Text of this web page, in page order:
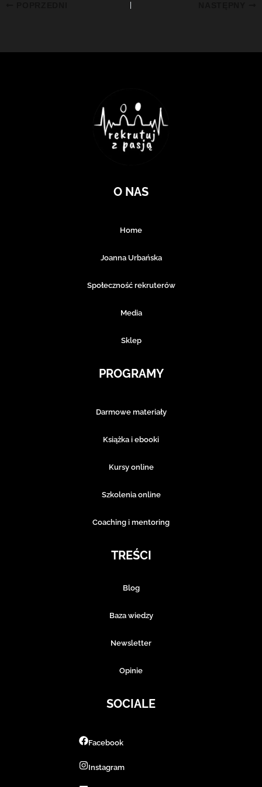
O NAS
Home
Joanna Urbańska
Społeczność rekruterów
Media
Sklep
PROGRAMY
Darmowe materiały
Książka i ebooki
Kursy online
Szkolenia online
Coaching i mentoring
TREŚCI
Blog
Baza wiedzy
Newsletter
Opinie
SOCIALE
Facebook
Instagram